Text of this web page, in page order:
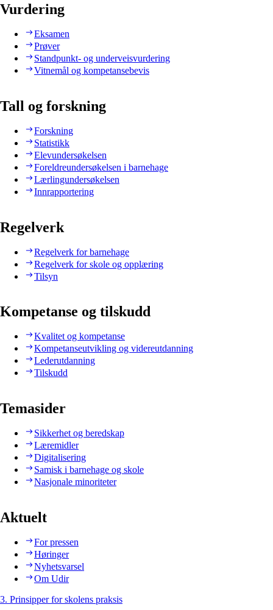
Vurdering
Eksamen
Prøver
Standpunkt- og underveisvurdering
Vitnemål og kompetansebevis
Tall og forskning
Forskning
Statistikk
Elevundersøkelsen
Foreldreundersøkelsen i barnehage
Lærlingundersøkelsen
Innrapportering
Regelverk
Regelverk for barnehage
Regelverk for skole og opplæring
Tilsyn
Kompetanse og tilskudd
Kvalitet og kompetanse
Kompetanseutvikling og videreutdanning
Lederutdanning
Tilskudd
Temasider
Sikkerhet og beredskap
Læremidler
Digitalisering
Samisk i barnehage og skole
Nasjonale minoriteter
Aktuelt
For pressen
Høringer
Nyhetsvarsel
Om Udir
3. Prinsipper for skolens praksis